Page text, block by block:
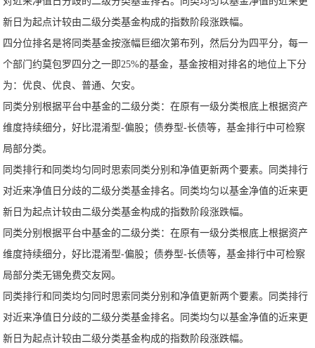
新日为起点计较由二级分类基金构成的指数阶段涨跌幅。
四分位排名是将同类基金按涨幅巨细次第布列，然后分为四平分，每一
个部门约莫包罗四分之一即25%的基金，基金按相对排名的地位上下分
为：优良、优良、普通、欠安。
同类分别根据平台中基金的二级分类：在原有一级分类根底上根据资产
维度持续细分，好比混淆型-偏股；债券型-长债等，基金排行中可检察
局部分类。
同类排行和同类均匀同时思索同类分别和净值更新两个要素。同类排行
对近来净值日分歧的二级分类基金排名。同类均匀以基金净值的近来更
新日为起点计较由二级分类基金构成的指数阶段涨跌幅。
同类分别根据平台中基金的二级分类：在原有一级分类根底上根据资产
维度持续细分，好比混淆型-偏股；债券型-长债等，基金排行中可检察
局部分类无锡免费交友网。
同类排行和同类均匀同时思索同类分别和净值更新两个要素。同类排行
对近来净值日分歧的二级分类基金排名。同类均匀以基金净值的近来更
新日为起点计较由二级分类基金构成的指数阶段涨跌幅。